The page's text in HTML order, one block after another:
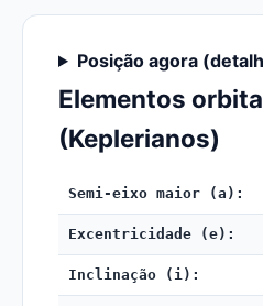
Posição agora
Elementos
(Keplerianos)
Semi-eixo maior (a):
Excentricidade (e):
Inclinação (i):